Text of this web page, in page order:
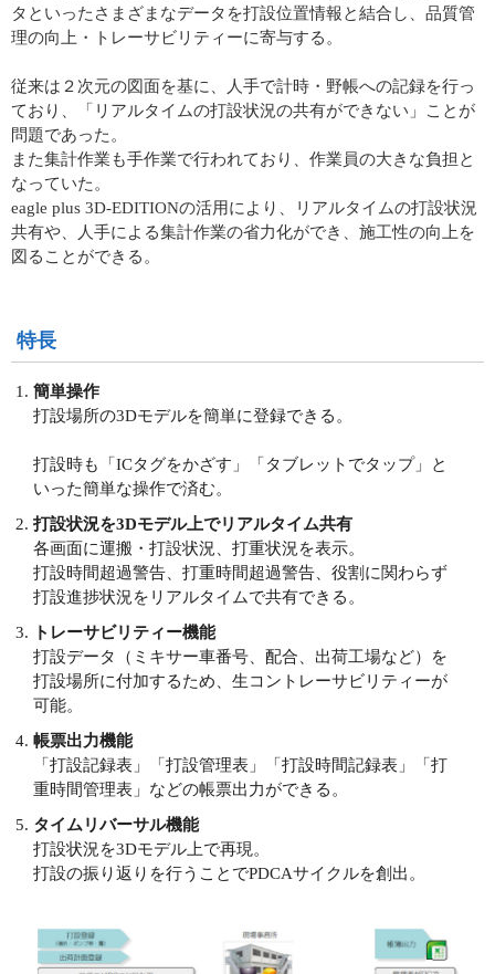
タといったさまざまなデータを打設位置情報と結合し、品質管
理の向上・トレーサビリティーに寄与する。
従来は２次元の図面を基に、人手で計時・野帳への記録を行っ
ており、「リアルタイムの打設状況の共有ができない」ことが
問題であった。
また集計作業も手作業で行われており、作業員の大きな負担と
なっていた。
eagle plus 3D-EDITIONの活用により、リアルタイムの打設状況
共有や、人手による集計作業の省力化ができ、施工性の向上を
図ることができる。
特長
簡単操作
打設場所の3Dモデルを簡単に登録できる。
打設時も「ICタグをかざす」「タブレットでタップ」と
いった簡単な操作で済む。
打設状況を3Dモデル上でリアルタイム共有
各画面に運搬・打設状況、打重状況を表示。
打設時間超過警告、打重時間超過警告、役割に関わらず
打設進捗状況をリアルタイムで共有できる。
トレーサビリティー機能
打設データ（ミキサー車番号、配合、出荷工場など）を
打設場所に付加するため、生コントレーサビリティーが
可能。
帳票出力機能
「打設記録表」「打設管理表」「打設時間記録表」「打
重時間管理表」などの帳票出力ができる。
タイムリバーサル機能
打設状況を3Dモデル上で再現。
打設の振り返りを行うことでPDCAサイクルを創出。